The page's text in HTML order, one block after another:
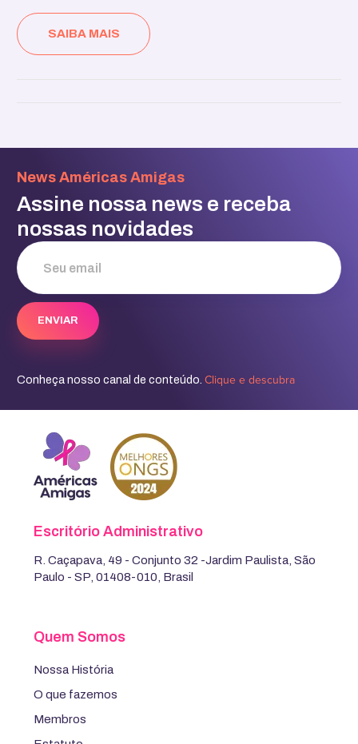
SAIBA MAIS
News Américas Amigas
Assine nossa news e receba
nossas novidades
Conheça nosso canal de conteúdo. Clique e descubra
Escritório Administrativo
R. Caçapava, 49 - Conjunto 32 -Jardim Paulista, São
Paulo - SP, 01408-010, Brasil
Quem Somos
Nossa História
O que fazemos
Membros